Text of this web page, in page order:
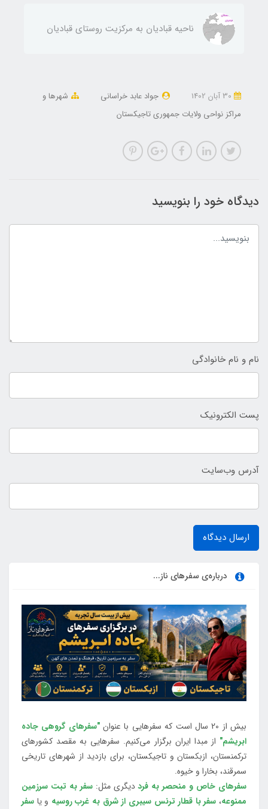
ناحيه قباديان به مركزيت روستای قباديان
جواد عابد خراسانی
شهرها و
مراکز نواحی ولایات جمهوری تاجیکستان
دیدگاه خود را بنویسید
نام و نام خانوادگی
پست الکترونیک
آدرس وب‌سایت
ارسال دیدگاه
درباره‌ی سفرهای ناز...
بیش از 20 سال است که سفرهایی با عنوان
"سفرهای گروهی جاده
ابریشم" از مبدا ایران برگزار می‌کنیم. سفرهایی به مقصد کشورهای
ترکمنستان، ازبکستان و تاجیکستان، برای بازدید از شهرهای تاریخی
سمرقند، بخارا و خیوه.
سفرهای خاص و منحصر به فرددیگری مثل:سفر به تبت سرزمین
ممنوعه، سفر با قطار ترنس سیبری از شرق به غرب روسیه و یا سفر